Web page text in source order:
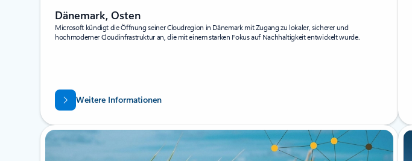
Dänemark, Osten
Microsoft kündigt die Öffnung seiner Cloudregion in Dänemark mit Zugang zu lokaler, sicherer und
hochmoderner Cloudinfrastruktur an, die mit einem starken Fokus auf Nachhaltigkeit entwickelt wurde.
Weitere Informationen